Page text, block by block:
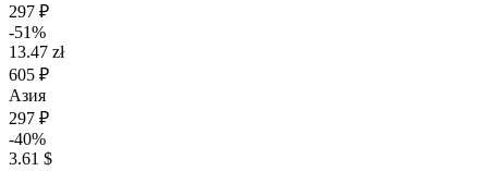
297 ₽
-51%
13.47 zł
605 ₽
Азия
297 ₽
-40%
3.61 $